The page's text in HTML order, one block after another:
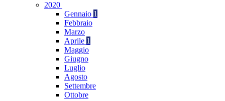
2020
Gennaio 1
Febbraio
Marzo
Aprile 1
Maggio
Giugno
Luglio
Agosto
Settembre
Ottobre